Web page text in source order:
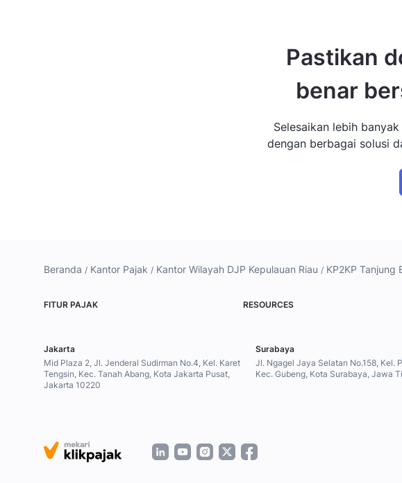
Pastikan
benar
Selesaikan lebih
dengan berbagai solusi
Beranda Kantor Pajak Kantor Wilayah DJP Kepulauan Riau KP2KP Tanjung
FITUR PAJAK RESOURCES
Jakarta
Mid Plaza 2, Jl. Jenderal Sudirman No.4, Kel. Karet
Tengsin, Kec. Tanah Abang, Kota Jakarta Pusat,
Jakarta 10220
Surabaya
Jl. Ngagel Jaya Selatan No.158, Kel.
Kec. Gubeng, Kota Surabaya, Jawa